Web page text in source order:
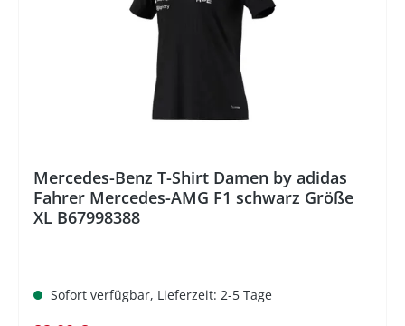
Mercedes-Benz T-Shirt Damen by adidas
Fahrer Mercedes-AMG F1 schwarz Größe
XL B67998388
Sofort verfügbar, Lieferzeit: 2-5 Tage